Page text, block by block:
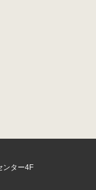
ンター4F